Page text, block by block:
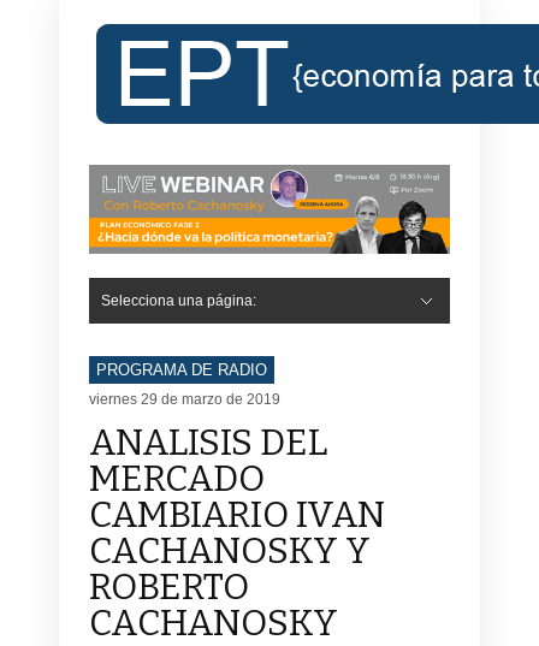
Selecciona una página:
PROGRAMA DE RADIO
viernes 29 de marzo de 2019
ANALISIS DEL
MERCADO
CAMBIARIO IVAN
CACHANOSKY Y
ROBERTO
CACHANOSKY